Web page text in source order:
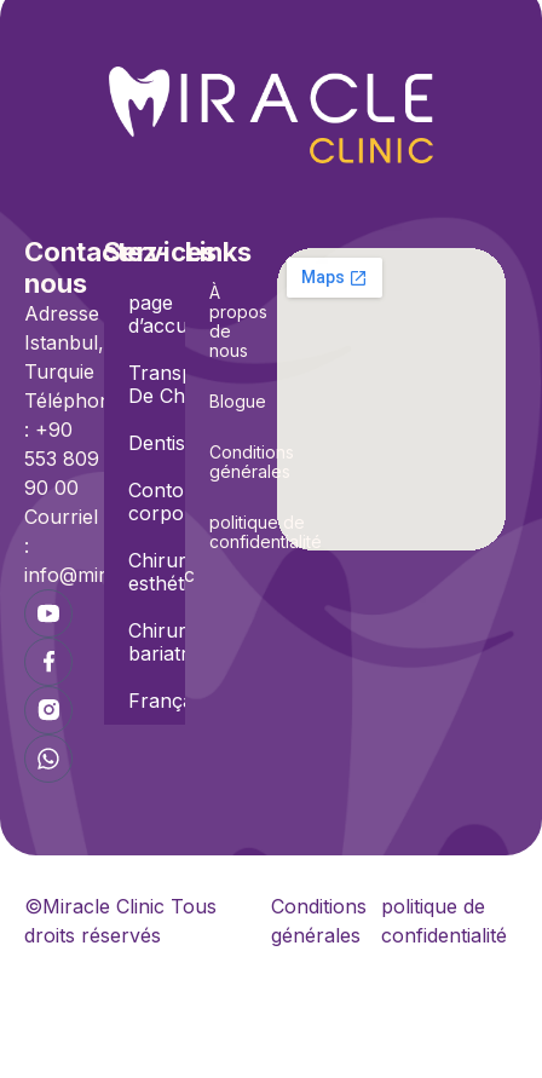
Contactez-
nous
Adresse :
Istanbul,
Turquie
Téléphone
: +90
553 809
90 00
Courriel
:
info@miracle.clinic
Services
page
d’accueil
Transplantation
De Cheveux
Dentisterie
Contourage
corporel
Chirurgies
esthétiques
Chirurgies
bariatriques
Français
Links
À
propos
de
nous
Blogue
Conditions
générales
politique de
confidentialité
©Miracle Clinic Tous
droits réservés
Conditions
générales
politique de
confidentialité